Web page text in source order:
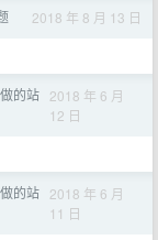
2018 年 8 月 13 日
的站 2018 年 6 月
12 日
的站 2018 年 6 月
11 日